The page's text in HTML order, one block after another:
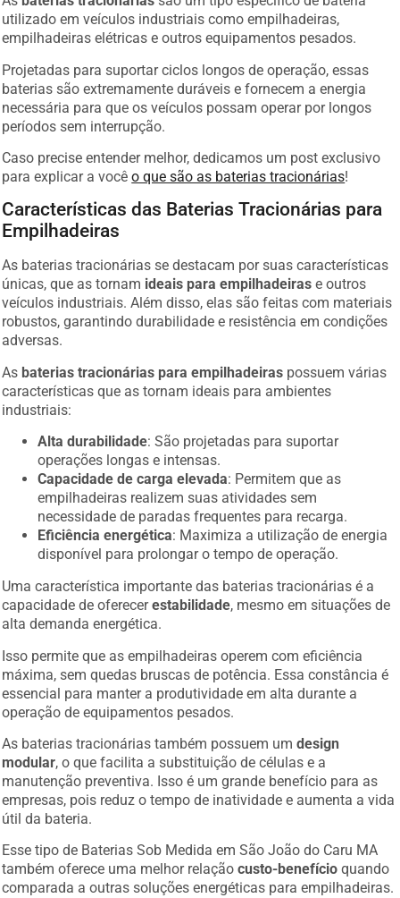
utilizado em veículos industriais como empilhadeiras,
empilhadeiras elétricas e outros equipamentos pesados.
Projetadas para suportar ciclos longos de operação, essas
baterias são extremamente duráveis e fornecem a energia
necessária para que os veículos possam operar por longos
períodos sem interrupção.
Caso precise entender melhor, dedicamos um post exclusivo
para explicar a vocêo que são as baterias tracionárias!
Características das Baterias Tracionárias para
Empilhadeiras
As baterias tracionárias se destacam por suas características
únicas, que as tornam ideais para empilhadeiras e outros
veículos industriais. Além disso, elas são feitas com materiais
robustos, garantindo durabilidade e resistência em condições
adversas.
As baterias tracionárias para empilhadeiras possuem várias
características que as tornam ideais para ambientes
industriais:
Alta durabilidade: São projetadas para suportar
operações longas e intensas.
Capacidade de carga elevada: Permitem que as
empilhadeiras realizem suas atividades sem
necessidade de paradas frequentes para recarga.
Eficiência energética: Maximiza a utilização de energia
disponível para prolongar o tempo de operação.
Uma característica importante das baterias tracionárias é a
capacidade de oferecerestabilidade, mesmo em situações de
alta demanda energética.
Isso permite que as empilhadeiras operem com eficiência
máxima, sem quedas bruscas de potência. Essa constância é
essencial para manter a produtividade em alta durante a
operação de equipamentos pesados.
As baterias tracionárias também possuem umdesign
modular, o que facilita a substituição de células e a
manutenção preventiva. Isso é um grande benefício para as
empresas, pois reduz o tempo de inatividade e aumenta a vida
útil da bateria.
Esse tipo de Baterias Sob Medida em São João do Caru MA
também oferece uma melhor relaçãocusto-benefício quando
comparada a outras soluções energéticas para empilhadeiras.